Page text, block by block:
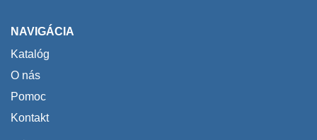
NAVIGÁCIA
Katalóg
O nás
Pomoc
Kontakt